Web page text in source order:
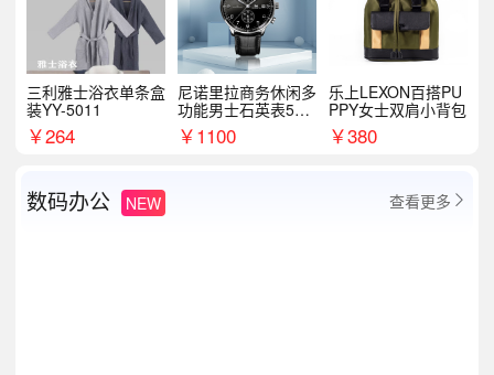
三利雅士浴衣单条盒
装YY-5011
￥264
尼诺里拉商务休闲多
功能男士石英表510
05
￥1100
乐上LEXON百搭PU
PPY女士双肩小背包
￥380
数码办公 NEW 查看更多 